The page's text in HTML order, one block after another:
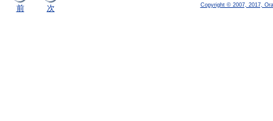
前 次 Copyright © 2007, 2017,